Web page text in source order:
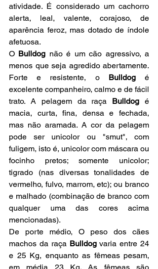
atividade. É considerado um cachorro
alerta, leal, valente, corajoso, de
aparência feroz, mas dotado de índole
afetuosa.
O Bulldog não é um cão agressivo, a
menos que seja agredido abertamente.
Forte e resistente, o Bulldog é
excelente companheiro, calmo e de fácil
trato. A pelagem da raça Bulldog é
macia, curta, fina, densa e fechada,
mas não aramada. A cor da pelagem
pode ser unicolor ou "smut", com
fuligem, isto é, unicolor com máscara ou
focinho pretos; somente unicolor;
tigrado (nas diversas tonalidades de
vermelho, fulvo, marrom, etc); ou branco
e malhado (combinação de branco com
qualquer uma das cores acima
mencionadas).
De porte médio, O peso dos cães
machos da raça Bulldog varia entre 24
e 25 Kg, enquanto as fêmeas pesam,